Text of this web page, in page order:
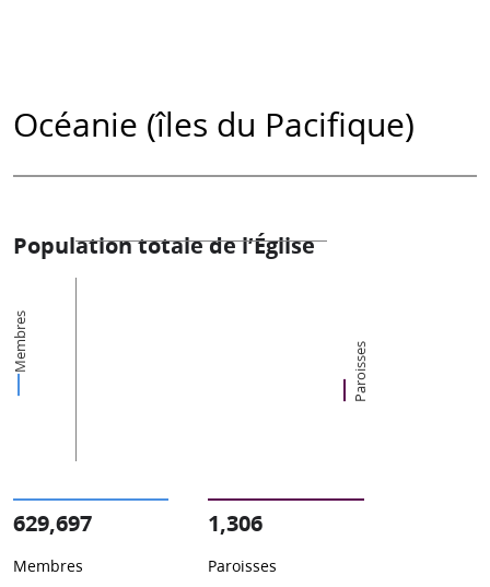
Océanie (îles du Pacifique)
Population totale de l’Église
Membres Paroisses
629,697
Membres
1,306
Paroisses